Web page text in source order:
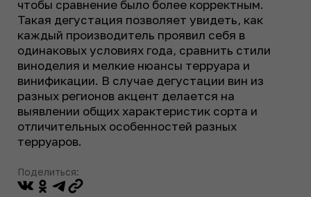
чтобы сравнение было более корректным.
Такая дегустация позволяет увидеть, как
каждый производитель проявил себя в
одинаковых условиях года, сравнить стили
виноделия и мелкие нюансы терруара и
винификации. В случае дегустации вин из
разных регионов акцент делается на
выявлении общих характеристик сорта и
отличительных особенностей разных
терруаров.
Поделиться: